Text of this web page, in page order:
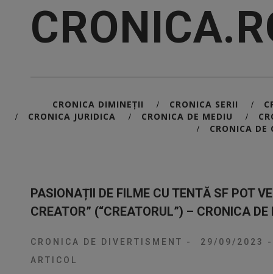
CRONICA DIMINEȚII / CRONICA SERII /
/ CRONICA JURIDICA / CRONICA DE MEDIU /
/ CRONICA DE
PASIONAȚII DE FILME CU TENTĂ SF POT
CREATOR” (“CREATORUL”) – CRONICA
CRONICA DE DIVERTISMENT - 29/09/2023 -
ARTICOL